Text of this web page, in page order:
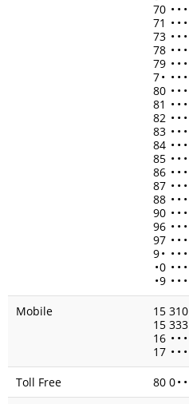
70 • • •
71 • • •
73 • • •
78 • • •
79 • • •
7• • • •
80 • • •
81 • • •
82 • • •
83 • • •
84 • • •
85 • • •
86 • • •
87 • • •
88 • • •
90 • • •
96 • • •
97 • • •
9• • • •
•0 • • •
•9 • • •
Mobile
15 310
15 333
16 • • •
17 • • •
Toll Free
80 0• •